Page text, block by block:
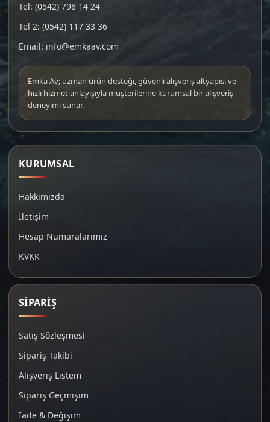
Tel: (0542) 798 14 24
Tel 2: (0542) 117 33 36
Email: info@emkaav.com
Emka Av; uzman ürün desteği, güvenli alışveriş altyapısı ve
hızlı hizmet anlayışıyla müşterilerine kurumsal bir alışveriş
deneyimi sunar.
KURUMSAL
Hakkımızda
İletişim
Hesap Numaralarımız
KVKK
SİPARİŞ
Satış Sözleşmesi
Sipariş Takibi
Alışveriş Listem
Sipariş Geçmişim
İade & Değişim